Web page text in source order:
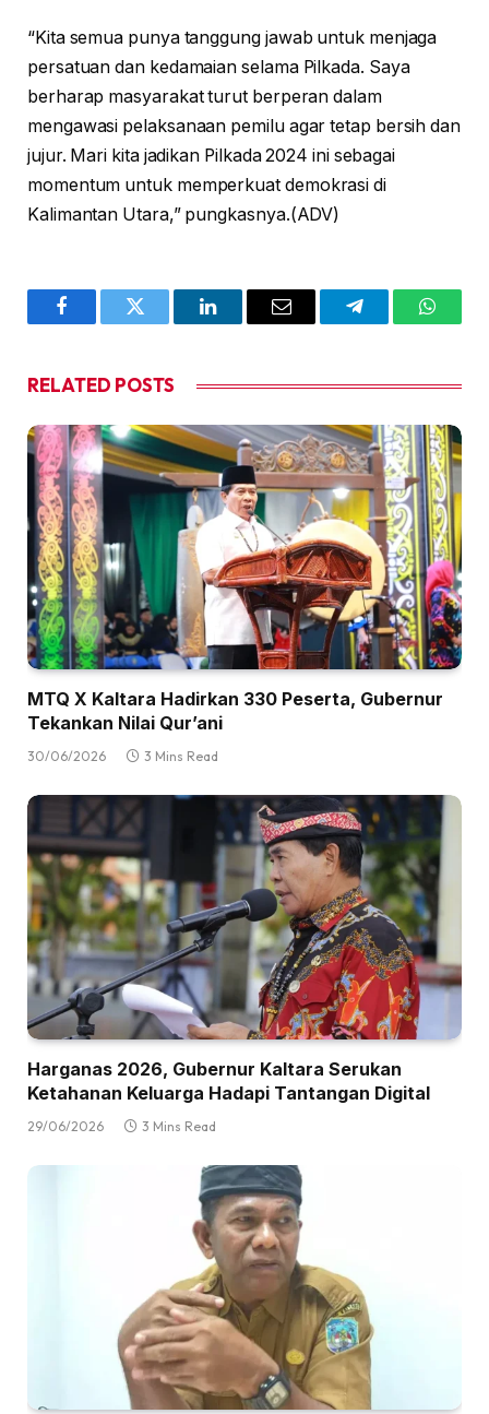
“Kita semua punya tanggung jawab untuk menjaga
persatuan dan kedamaian selama Pilkada. Saya
berharap masyarakat turut berperan dalam
mengawasi pelaksanaan pemilu agar tetap bersih dan
jujur. Mari kita jadikan Pilkada 2024 ini sebagai
momentum untuk memperkuat demokrasi di
Kalimantan Utara,” pungkasnya.(ADV)
FacebookTwitter LinkedInEmail Telegram
RELATED POSTS
MTQ X Kaltara Hadirkan 330 Peserta, Gubernur
Tekankan Nilai Qur’ani
30/06/2026 3 Mins Read
Harganas 2026, Gubernur Kaltara Serukan
Ketahanan Keluarga Hadapi Tantangan Digital
29/06/2026 3 Mins Read